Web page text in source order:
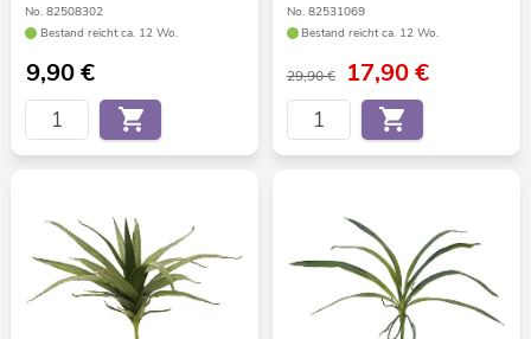
No. 82508302
Bestand reicht ca. 12 Wo.
9,90€
No. 82531069
Bestand reicht ca. 12 Wo.
29,90 € 17,90€